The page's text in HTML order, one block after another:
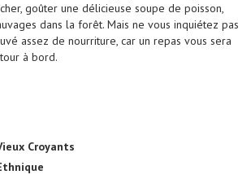
goûter une délicieuse soupe de poisson,
dans la forêt. Mais ne vous inquiétez pas
assez de nourriture, car un repas vous sera
à bord.
Croyants